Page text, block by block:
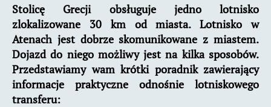
Stolicę Grecji obsługuje jedno lotnisko
zlokalizowane 30 km od miasta. Lotnisko w
Atenach jest dobrze skomunikowane z miastem.
Dojazd do niego możliwy jest na kilka sposobów.
Przedstawiamy wam krótki poradnik zawierający
informacje praktyczne odnośnie lotniskowego
transferu: